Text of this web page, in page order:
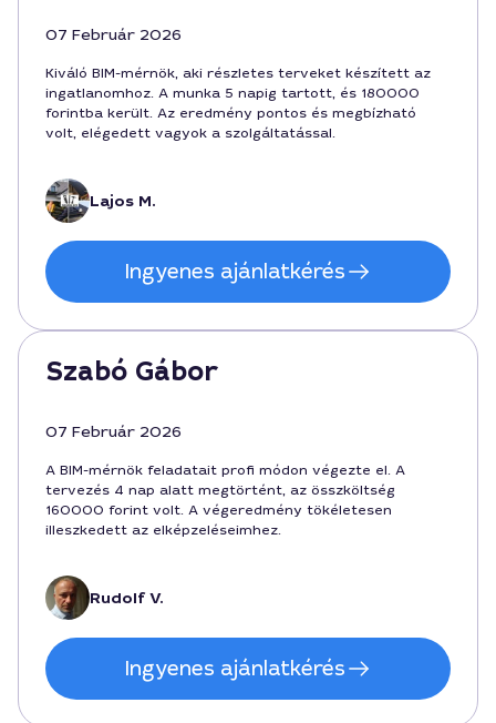
07 Február 2026
Kiváló BIM-mérnök, aki részletes terveket készített az
ingatlanomhoz. A munka 5 napig tartott, és 180000
forintba került. Az eredmény pontos és megbízható
volt, elégedett vagyok a szolgáltatással.
Lajos M.
Ingyenes ajánlatkérés
Szabó Gábor
07 Február 2026
A BIM-mérnök feladatait profi módon végezte el. A
tervezés 4 nap alatt megtörtént, az összköltség
160000 forint volt. A végeredmény tökéletesen
illeszkedett az elképzeléseimhez.
Rudolf V.
Ingyenes ajánlatkérés